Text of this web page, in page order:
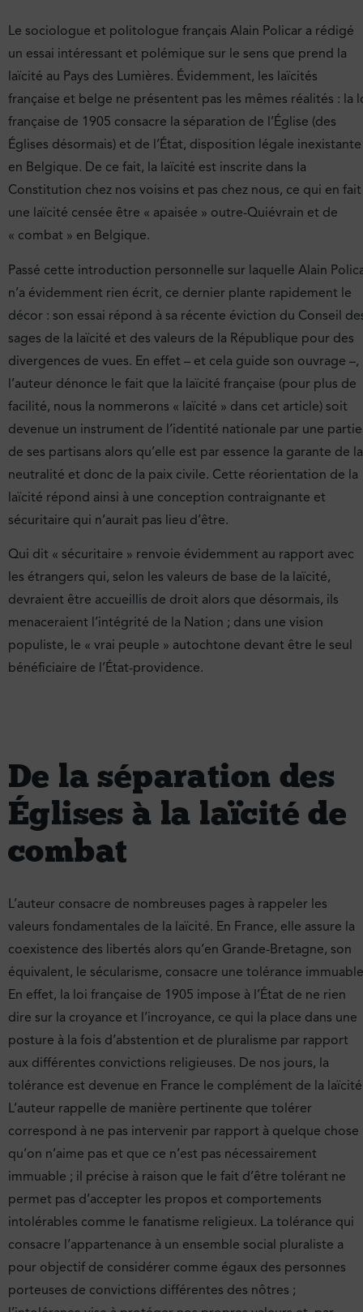
Le sociologue et politologue français Alain Policar a rédigé
un essai intéressant et polémique sur le sens que prend la
laïcité au Pays des Lumières. Évidemment, les laïcités
française et belge ne présentent pas les mêmes réalités : la
française de 1905 consacre la séparation de l’Église (des
Églises désormais) et de l’État, disposition légale inexistante
en Belgique. De ce fait, la laïcité est inscrite dans la
Constitution chez nos voisins et pas chez nous, ce qui en fait
une laïcité censée être « apaisée » outre-Quiévrain et de
« combat » en Belgique.
Passé cette introduction personnelle sur laquelle Alain
n’a évidemment rien écrit, ce dernier plante rapidement le
décor : son essai répond à sa récente éviction du Conseil
sages de la laïcité et des valeurs de la République pour des
divergences de vues. En effet – et cela guide son ouvrage –,
l’auteur dénonce le fait que la laïcité française (pour plus de
facilité, nous la nommerons « laïcité » dans cet article) soit
devenue un instrument de l’identité nationale par une partie
de ses partisans alors qu’elle est par essence la garante de la
neutralité et donc de la paix civile. Cette réorientation de la
laïcité répond ainsi à une conception contraignante et
sécuritaire qui n’aurait pas lieu d’être.
Qui dit « sécuritaire » renvoie évidemment au rapport avec
les étrangers qui, selon les valeurs de base de la laïcité,
devraient être accueillis de droit alors que désormais, ils
menaceraient l’intégrité de la Nation ; dans une vision
populiste, le « vrai peuple » autochtone devant être le seul
bénéficiaire de l’État-providence.
De la séparation des
Églises à la laïcité de
combat
L’auteur consacre de nombreuses pages à rappeler les
valeurs fondamentales de la laïcité. En France, elle assure la
coexistence des libertés alors qu’en Grande-Bretagne, son
équivalent, le sécularisme, consacre une tolérance
En effet, la loi française de 1905 impose à l’État de ne rien
dire sur la croyance et l’incroyance, ce qui la place dans une
posture à la fois d’abstention et de pluralisme par rapport
aux différentes convictions religieuses. De nos jours, la
tolérance est devenue en France le complément de la
L’auteur rappelle de manière pertinente que tolérer
correspond à ne pas intervenir par rapport à quelque chose
qu’on n’aime pas et que ce n’est pas nécessairement
immuable ; il précise à raison que le fait d’être tolérant ne
permet pas d’accepter les propos et comportements
intolérables comme le fanatisme religieux. La tolérance qui
consacre l’appartenance à un ensemble social pluraliste a
pour objectif de considérer comme égaux des personnes
porteuses de convictions différentes des nôtres ;